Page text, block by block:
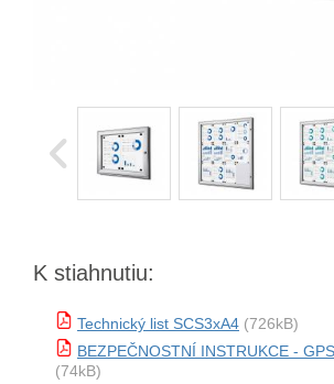
K stiahnutiu:
Technický list SCS3xA4 (726kB)
BEZPEČNOSTNÍ INSTRUKCE -
(74kB)